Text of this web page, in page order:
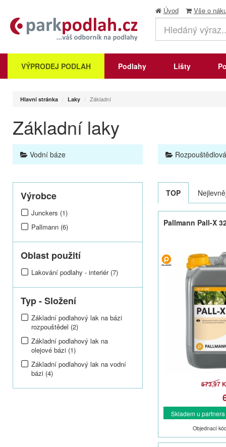
Úvod Vše o
VÝPRODEJ PODLAH Podlahy Lišty
Hlavní stránka Laky Základní
Základní laky
Vodní báze
Výrobce
Junckers (1)
Pallmann (6)
Oblast použití
Lakování podlahy - interiér (7)
Typ - Složení
Základní podlahový lak na bázi
rozpouštědel (2)
Základní podlahový lak na
olejové bázi (1)
Základní podlahový lak na vodní
bázi (4)
TOP
Pallmann Pall-X
673,97
Skladem u
Objednací